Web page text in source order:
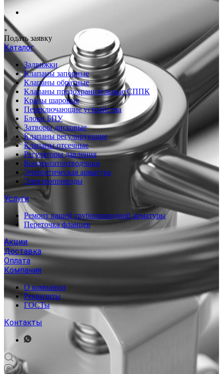
Подать заявку
Каталог
Задвижки
Клапаны запорные
Клапаны обратные
Клапаны предохранительные СППК
Краны шаровые
Переключающие устройства
Блоки БПУ
Затворы дисковые
Клапаны регулирующие
Клапаны отсечные
Регуляторы давления
Конденсатоотводчики
Энергетическая арматура
Электроприводы
Услуги
Ремонт вашей трубопроводной арматуры
Переточка фланцев
Акции
Доставка
Оплата
Компания
О компании
Реквизиты
ГОСТы
Контакты